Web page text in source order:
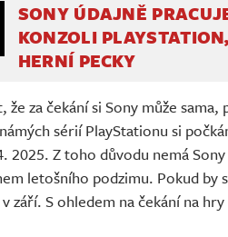
SONY ÚDAJNĚ
KONZOLI
HERNÍ PECKY
že za čekání si Sony může
sérií PlayStationu si
2025. Z toho důvodu nemá
letošního podzimu. Pokud by
září. S ohledem na čekání na